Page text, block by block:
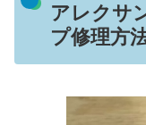
アレクサ
プ修理方